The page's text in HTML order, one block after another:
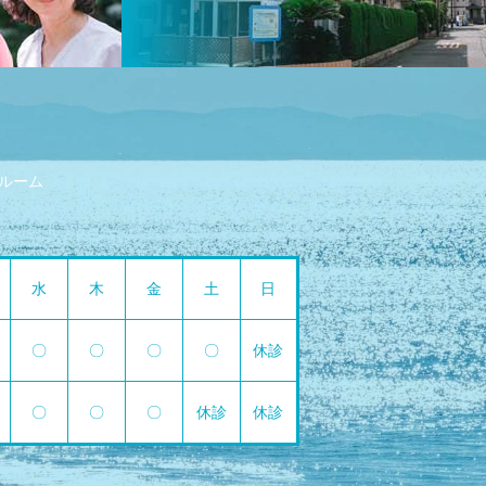
ーム
水 木 金 土 日
〇 〇 〇 〇 休診
〇 〇 〇 休診 休診